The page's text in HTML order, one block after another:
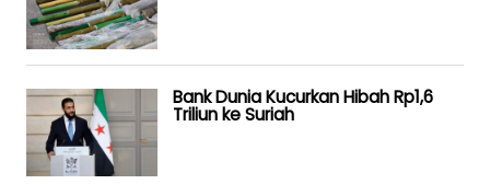
Bank Dunia Kucurkan Hibah Rp1,6
Triliun ke Suriah